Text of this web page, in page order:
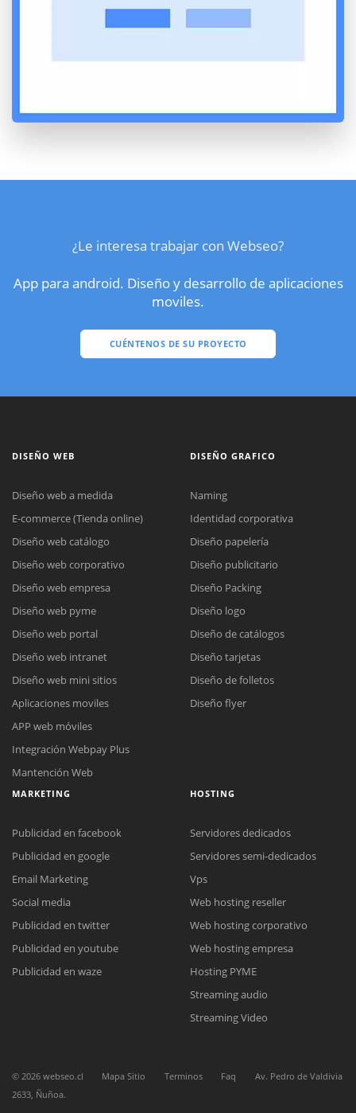
¿Le interesa trabajar con Webseo?
App para android. Diseño y desarrollo de aplicaciones
moviles.
CUÉNTENOS DE SU PROYECTO
Reunión online
Nuestros ejecutivos le enviarán un correo electrónico con el enlace a
Meet para la reunión online.
Cotización
Chat Online
Todos nuestros ejecutivos están fuera de línea. Complete el formulario
DISEÑO WEB
Diseño web a medida
E-commerce (Tienda online)
Diseño web catálogo
Diseño web corporativo
Diseño web empresa
Diseño web pyme
Diseño web portal
Diseño web intranet
Diseño web mini sitios
Aplicaciones moviles
APP web móviles
Integración Webpay Plus
Mantención Web
DISEÑO GRAFICO
Naming
Identidad corporativa
Diseño papelería
Diseño publicitario
Diseño Packing
Diseño logo
Diseño de catálogos
Diseño tarjetas
Diseño de folletos
Diseño flyer
MARKETING
Publicidad en facebook
Publicidad en google
Email Marketing
Social media
Publicidad en twitter
Publicidad en youtube
Publicidad en waze
HOSTING
Servidores dedicados
Servidores semi-dedicados
Vps
Web hosting reseller
Web hosting corporativo
Web hosting empresa
Hosting PYME
Streaming audio
Streaming Video
© 2026 webseo.cl Mapa Sitio Terminos Faq
Av. Pedro de Valdivia
2633, Ñuñoa.